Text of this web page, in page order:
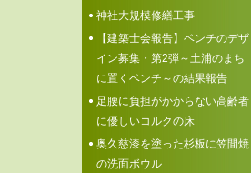
神社大規模修繕工事
【建築士会報告】ベンチのデザ
イン募集・第2弾～土浦のまち
に置くベンチ～の結果報告
足腰に負担がかからない高齢者
に優しいコルクの床
奥久慈漆を塗った杉板に笠間焼
の洗面ボウル